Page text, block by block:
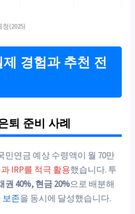
(2025)
경험과 추천 전
퇴 준비 사례
민연금 예상 수령액이 월 70만
IRP를 적극 활용했습니다. 투
권 40%, 현금 20%으로 배분해
보존을 동시에 달성했습니다.